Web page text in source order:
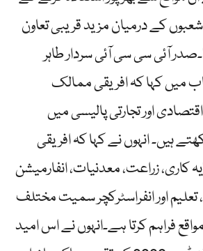
کے درمیان مزید قریبی تعاون
آئی سی سی آئی سردار طاہر
میں کہا کہ افریقی ممالک
اور تجارتی پالیسی میں
ہیں۔ انہوں نے کہا کہ افریقی
کاری، زراعت، معدنیات، انفارمیشن
اور انفراسٹرکچر سمیت مختلف
فراہم کرتا ہے۔انہوں نے اس امید